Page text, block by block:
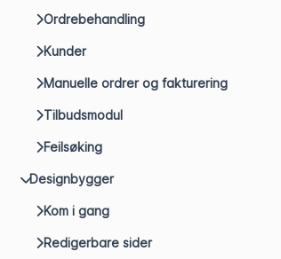
Ordrebehandling
Kunder
Manuelle ordrer og fakturering
Tilbudsmodul
Feilsøking
Designbygger
Kom i gang
Redigerbare sider